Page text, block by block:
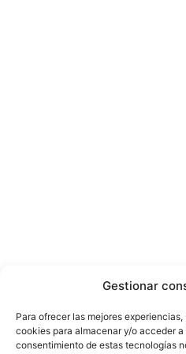
Gestionar
Para ofrecer las mejores
cookies para almacenar y/o acceder
consentimiento de estas tecnologías